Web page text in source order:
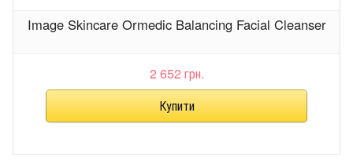
Image Skincare Ormedic Balancing Facial Cleanser
2 652 грн.